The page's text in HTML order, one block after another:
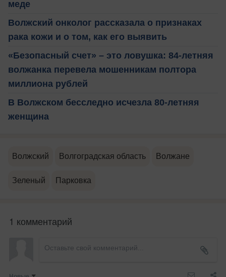
меде
Волжский онколог рассказала о признаках
рака кожи и о том, как его выявить
«Безопасный счет» – это ловушка: 84-летняя
волжанка перевела мошенникам полтора
миллиона рублей
В Волжском бесследно исчезла 80-летняя
женщина
Волжский Волгоградская область Волжане
Зеленый Парковка
1 комментарий